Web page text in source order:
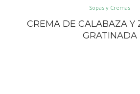
Sopas y Cremas
CREMA DE CALABAZA Y
GRATINADA